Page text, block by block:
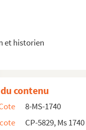
et historien
contenu
8-MS-1740
CP-5829, Ms 1740